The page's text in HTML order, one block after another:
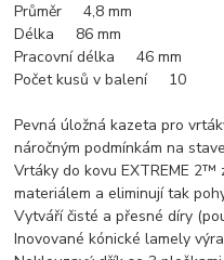
Průměr 4,8 mm
Délka 86 mm
Pracovní délka 46 mm
Počet kusů v balení 10
Pevná úložná kazeta pro
náročným podmínkám na
Vrtáky do kovu EXTREME
materiálem a eliminují tak
Vytváří čisté a přesné díry
Inovované kónické lamely